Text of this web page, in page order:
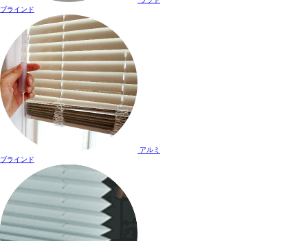
ブラインド
アルミ
ブラインド